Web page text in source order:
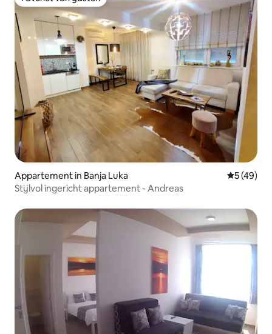
Favoriet van gasten
Appartement in Banja Luka
5 (49)
Stijlvol ingericht appartement - Andreas